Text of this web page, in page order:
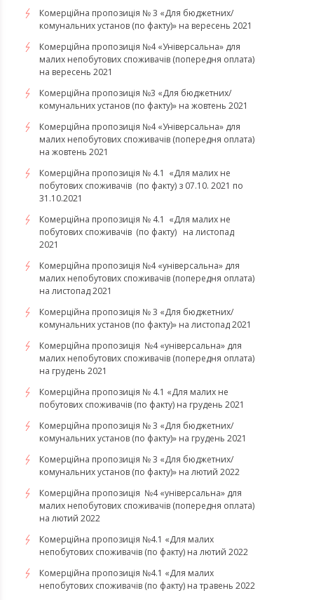
Комерційна пропозиція № 3 «Для бюджетних/
комунальних установ (по факту)» на вересень 2021
Комерційна пропозиція №4 «Універсальна» для
малих непобутових споживачів (попередня оплата)
на вересень 2021
Комерційна пропозиція №3 «Для бюджетних/
комунальних установ (по факту)» на жовтень 2021
Комерційна пропозиція №4 «Універсальна» для
малих непобутових споживачів (попередня оплата)
на жовтень 2021
Комерційна пропозиція № 4.1 «Для малих не
побутових споживачів (по факту) з 07.10. 2021 по
31.10.2021
​​​​​​​Комерційна пропозиція № 4.1 «Для малих не
побутових споживачів (по факту) на листопад
2021
Комерційна пропозиція №4 «універсальна» для
малих непобутових споживачів (попередня оплата)
на листопад 2021
Комерційна пропозиція № 3 «Для бюджетних/
комунальних установ (по факту)» на листопад 2021
Комерційна пропозиція №4 «універсальна» для
малих непобутових споживачів (попередня оплата)
на грудень 2021
Комерційна пропозиція № 4.1 «Для малих не
побутових споживачів (по факту) на грудень 2021
Комерційна пропозиція № 3 «Для бюджетних/
комунальних установ (по факту)» на грудень 2021
​​​​​​Комерційна пропозиція № 3 «Для бюджетних/
комунальних установ (по факту)» на лютий 2022
Комерційна пропозиція №4 «універсальна» для
малих непобутових споживачів (попередня оплата)
на лютий 2022
​​​​​​​Комерційна пропозиція №4.1 «Для малих
непобутових споживачів (по факту) на лютий 2022
Комерційна пропозиція №4.1 «Для малих
непобутових споживачів (по факту) на травень 2022